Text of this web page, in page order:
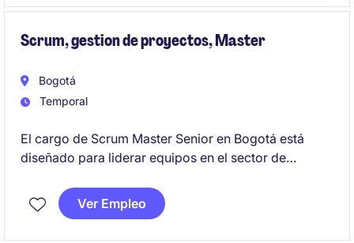
plataformas digitales.
Scrum, gestion de proyectos, Master
Bogotá
Temporal
El cargo de Scrum Master Senior en Bogotá está
diseñado para liderar equipos en el sector de
implementación efectiva de metodologías ágiles.
Este rol requiere experiencia gestionando proyectos
Ver Empleo